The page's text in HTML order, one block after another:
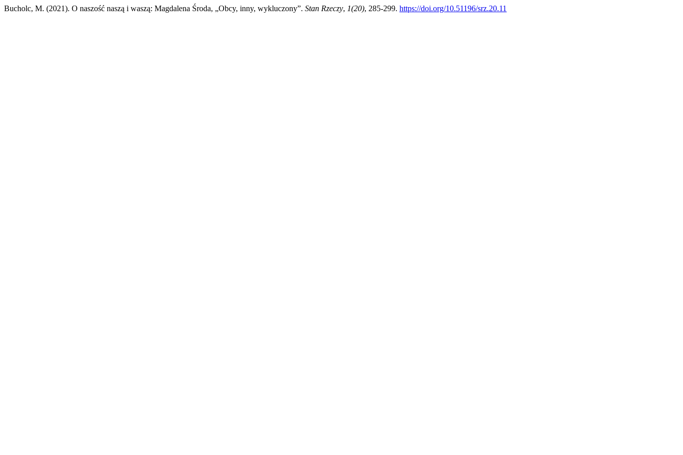
Bucholc, M. (2021). O naszość naszą i waszą: Magdalena Środa, „Obcy, inny, wykluczony”. Stan Rzeczy, 1(20), 285-299. https://doi.org/10.51196/srz.20.11